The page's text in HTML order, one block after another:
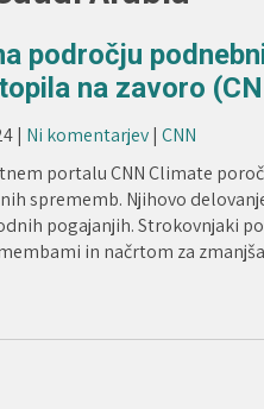
področju
na zavoro
| Ni komentarjev| CNN
portalu CNN Climate
sprememb. Njihovo
pogajanjih. Strokovnjaki
in načrtom za